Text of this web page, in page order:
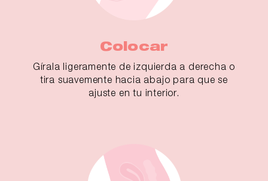
Colocar
Gírala ligeramente de izquierda a derecha o
tira suavemente hacia abajo para que se
ajuste en tu interior.